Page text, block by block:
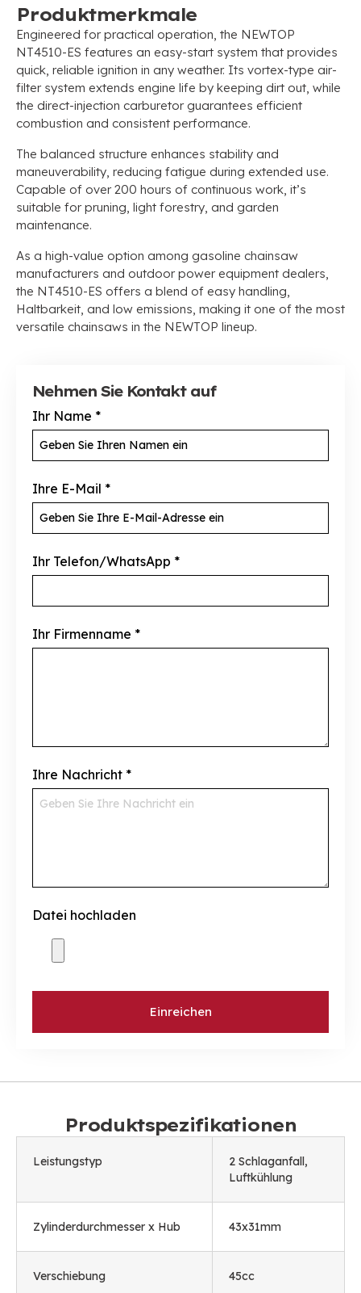
Produktmerkmale
Engineered for practical operation, the NEWTOP
NT4510-ES features an easy-start system that provides
quick, reliable ignition in any weather. Its vortex-type air-
filter system extends engine life by keeping dirt out, while
the direct-injection carburetor guarantees efficient
combustion and consistent performance.
The balanced structure enhances stability and
maneuverability, reducing fatigue during extended use.
Capable of over200 hours of continuous work, it’s
suitable for pruning, light forestry, and garden
maintenance.
As a high-value option among gasoline chainsaw
manufacturers and outdoor power equipment dealers,
the NT4510-ES offers a blend of easy handling,
Haltbarkeit, and low emissions, making it one of the most
versatile chainsaws in the NEWTOP lineup.
Nehmen Sie Kontakt auf
Ihr Name *
Ihre E-Mail *
Ihr Telefon/WhatsApp *
Ihr Firmenname *
Ihre Nachricht *
Datei hochladen
Einreichen
Produktspezifikationen
Leistungstyp
2 Schlaganfall,
Luftkühlung
Zylinderdurchmesser x Hub 43x31mm
Verschiebung 45cc